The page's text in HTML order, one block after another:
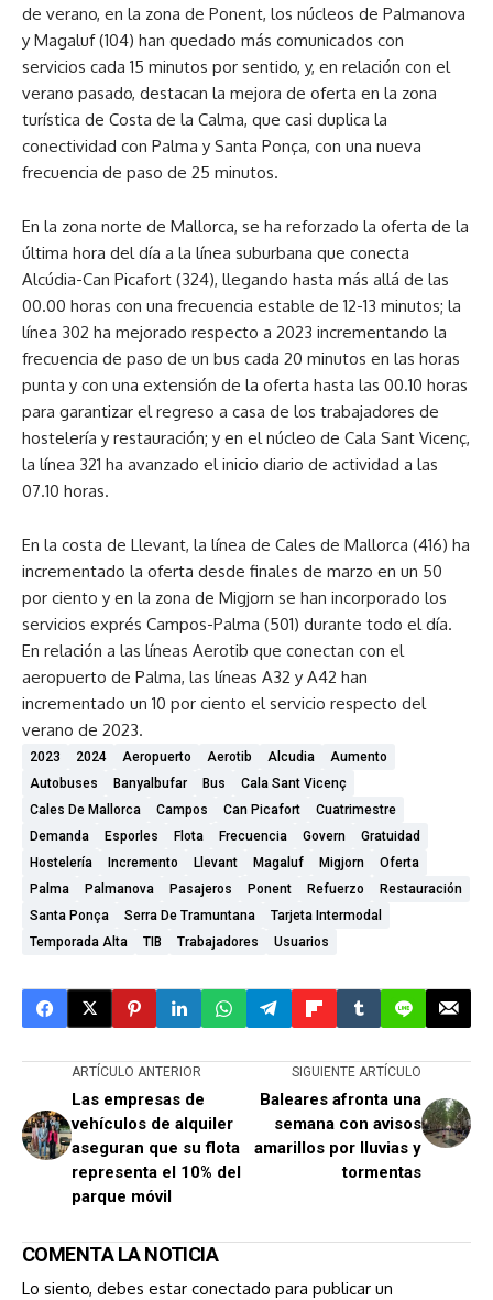
de verano, en la zona de Ponent, los núcleos de Palmanova
y Magaluf (104) han quedado más comunicados con
servicios cada 15 minutos por sentido, y, en relación con el
verano pasado, destacan la mejora de oferta en la zona
turística de Costa de la Calma, que casi duplica la
conectividad con Palma y Santa Ponça, con una nueva
frecuencia de paso de 25 minutos.
En la zona norte de Mallorca, se ha reforzado la oferta de la
última hora del día a la línea suburbana que conecta
Alcúdia-Can Picafort (324), llegando hasta más allá de las
00.00 horas con una frecuencia estable de 12-13 minutos; la
línea 302 ha mejorado respecto a 2023 incrementando la
frecuencia de paso de un bus cada 20 minutos en las horas
punta y con una extensión de la oferta hasta las 00.10 horas
para garantizar el regreso a casa de los trabajadores de
hostelería y restauración; y en el núcleo de Cala Sant Vicenç,
la línea 321 ha avanzado el inicio diario de actividad a las
07.10 horas.
En la costa de Llevant, la línea de Cales de Mallorca (416) ha
incrementado la oferta desde finales de marzo en un 50
por ciento y en la zona de Migjorn se han incorporado los
servicios exprés Campos-Palma (501) durante todo el día.
En relación a las líneas Aerotib que conectan con el
aeropuerto de Palma, las líneas A32 y A42 han
incrementado un 10 por ciento el servicio respecto del
verano de 2023.
2023 2024 Aeropuerto Aerotib Alcudia
Aumento
Autobuses
Banyalbufar Bus
Cala Sant Vicenç
Cales De Mallorca
Campos Can Picafort
Cuatrimestre
Demanda
Esporles Flota Frecuencia Govern
Gratuidad
Hostelería
Incremento Llevant Magaluf Migjorn
Oferta
Palma
Palmanova Pasajeros Ponent Refuerzo
Restauración
Santa Ponça
Serra De Tramuntana
Tarjeta Intermodal
Temporada Alta
TIB Trabajadores Usuarios
ARTÍCULO ANTERIOR
Las empresas de
vehículos de alquiler
aseguran que su flota
representa el 10% del
parque móvil
SIGUIENTE ARTÍCULO
Baleares afronta una
semana con avisos
amarillos por lluvias y
tormentas
COMENTA LA NOTICIA
Lo siento, debes estar conectado para publicar un